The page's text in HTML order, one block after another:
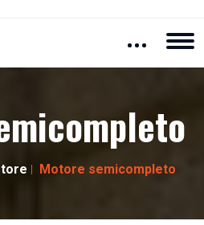
Motore semicompleto